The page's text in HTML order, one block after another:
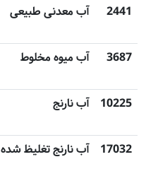
2441 آب معدنی طبیعی
3687 آب میوه مخلوط
10225 آب نارنج
17032 آب نارنج تغلیظ شده